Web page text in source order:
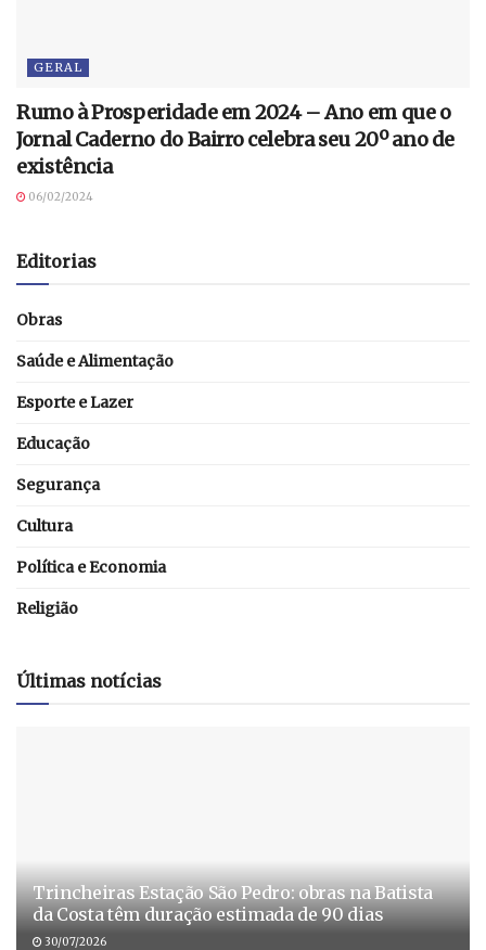
GERAL
Rumo à Prosperidade em 2024 – Ano em que o
Jornal Caderno do Bairro celebra seu 20º ano de
existência
06/02/2024
Editorias
Obras
Saúde e Alimentação
Esporte e Lazer
Educação
Segurança
Cultura
Política e Economia
Religião
Últimas notícias
Trincheiras Estação São Pedro: obras na Batista
da Costa têm duração estimada de 90 dias
30/07/2026